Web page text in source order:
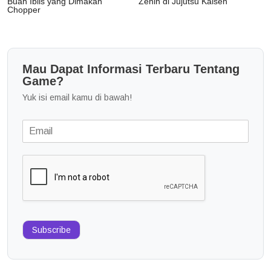
Chopper
Mau Dapat Informasi Terbaru Tentang
Game?
Yuk isi email kamu di bawah!
Subscribe